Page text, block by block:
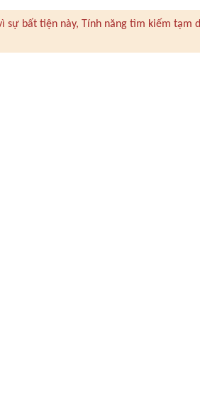
sự bất tiện này, Tính năng tìm kiếm